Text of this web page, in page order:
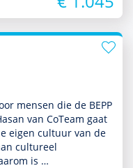
mensen die de BEPP
van CoTeam gaat
eigen cultuur van de
cultureel
is …